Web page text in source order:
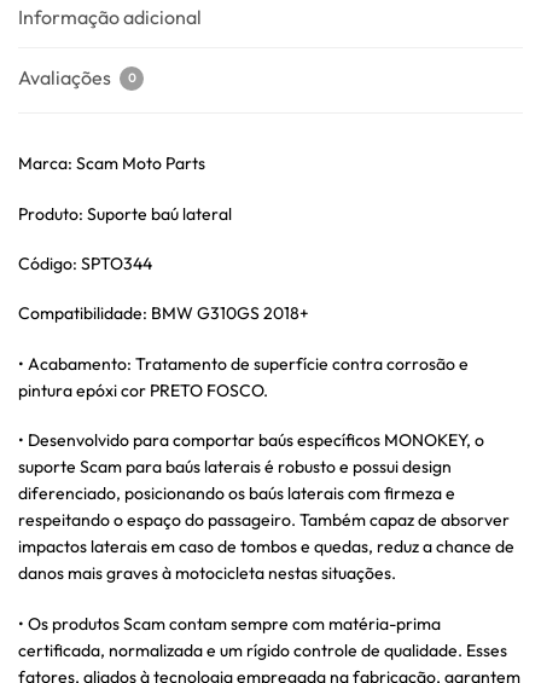
Informação adicional
Avaliações 0
Marca: Scam Moto Parts
Produto: Suporte baú lateral
Código: SPTO344
Compatibilidade: BMW G310GS 2018+
• Acabamento: Tratamento de superfície contra corrosão e
pintura epóxi cor PRETO FOSCO.
• Desenvolvido para comportar baús específicos MONOKEY, o
suporte Scam para baús laterais é robusto e possui design
diferenciado, posicionando os baús laterais com firmeza e
respeitando o espaço do passageiro. Também capaz de absorver
impactos laterais em caso de tombos e quedas, reduz a chance de
danos mais graves à motocicleta nestas situações.
• Os produtos Scam contam sempre com matéria-prima
certificada, normalizada e um rígido controle de qualidade. Esses
fatores, aliados à tecnologia empregada na fabricação, garantem